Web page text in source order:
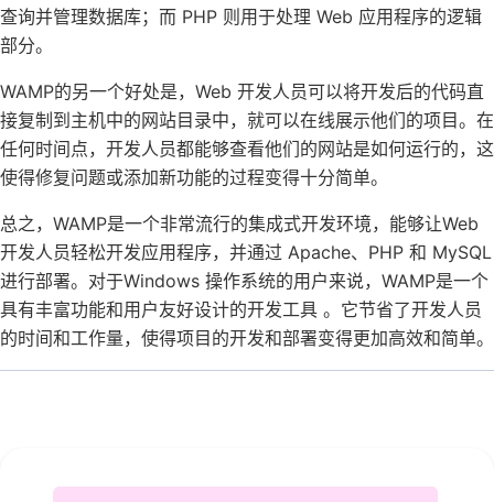
查询并管理数据库；而 PHP 则用于处理 Web 应用程序的逻辑
部分。
WAMP的另一个好处是，Web 开发人员可以将开发后的代码直
接复制到主机中的网站目录中，就可以在线展示他们的项目。在
任何时间点，开发人员都能够查看他们的网站是如何运行的，这
使得修复问题或添加新功能的过程变得十分简单。
总之，WAMP是一个非常流行的集成式开发环境，能够让Web
开发人员轻松开发应用程序，并通过 Apache、PHP 和 MySQL
进行部署。对于Windows 操作系统的用户来说，WAMP是一个
具有丰富功能和用户友好设计的开发工具 。它节省了开发人员
的时间和工作量，使得项目的开发和部署变得更加高效和简单。